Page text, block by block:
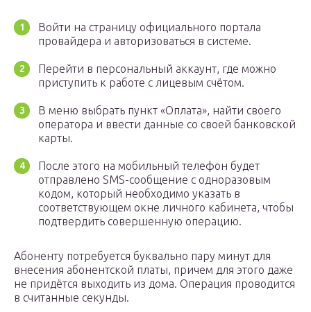
Войти на страницу официального портала
провайдера и авторизоваться в системе.
Перейти в персональный аккаунт, где можно
приступить к работе с лицевым счётом.
В меню выбрать пункт «Оплата», найти своего
оператора и ввести данные со своей банковской
карты.
После этого на мобильный телефон будет
отправлено SMS-сообщение с одноразовым
кодом, который необходимо указать в
соответствующем окне личного кабинета, чтобы
подтвердить совершенную операцию.
Абоненту потребуется буквально пару минут для
внесения абонентской платы, причем для этого даже
не придётся выходить из дома. Операция проводится
в считанные секунды.